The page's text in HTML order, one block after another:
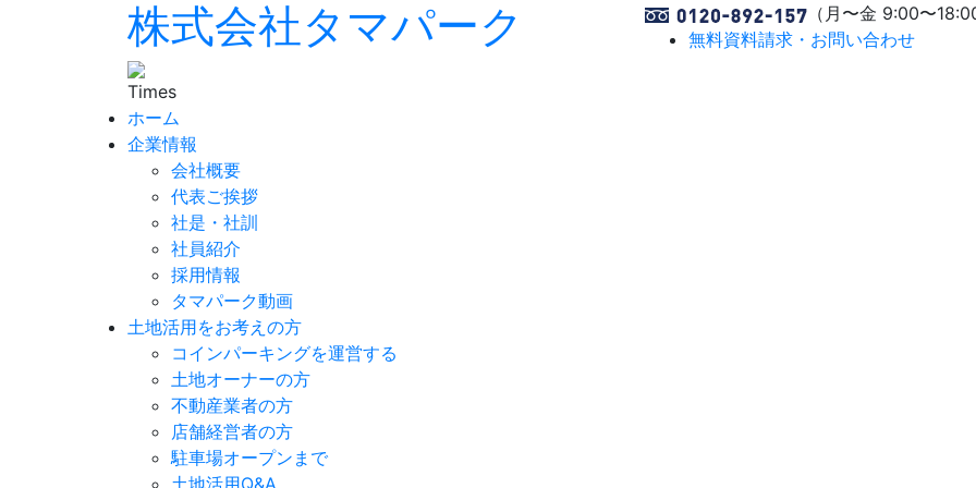
株式会社タマパーク
（月〜金 9:00〜
無料資料請求・お問い合わせ
ホーム
企業情報
会社概要
代表ご挨拶
社是・社訓
社員紹介
採用情報
タマパーク動画
土地活用をお考えの方
コインパーキングを運営する
土地オーナーの方
不動産業者の方
店舗経営者の方
駐車場オープンまで
土地活用Q&A